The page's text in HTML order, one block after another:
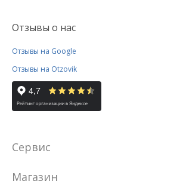
Отзывы о нас
Отзывы на Google
Отзывы на Otzovik
Сервис
Магазин